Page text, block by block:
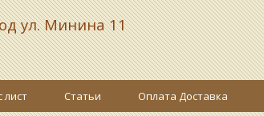
ул. Минина 11
лист Статьи Оплата Доставка